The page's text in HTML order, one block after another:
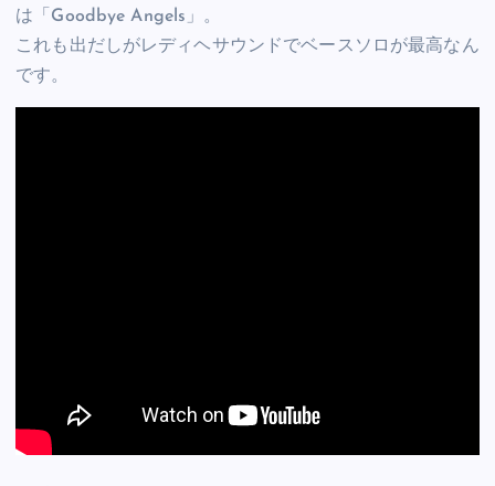
は「Goodbye Angels」。
これも出だしがレディヘサウンドでベースソロが最高なん
です。